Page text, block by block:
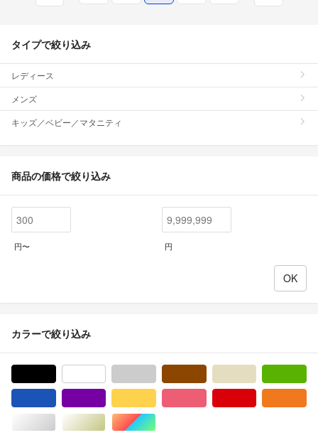
タイプで絞り込み
レディース
メンズ
キッズ／ベビー／マタニティ
商品の価格で絞り込み
円〜 円
カラーで絞り込み
シルバー/銀色系ゴールド/金色系マルチカラー